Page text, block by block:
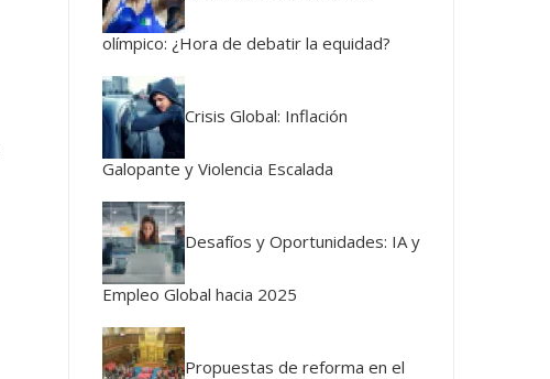
olímpico: ¿Hora de debatir la equidad?
Crisis Global: Inflación
Galopante y Violencia Escalada
Desafíos y Oportunidades: IA y
Empleo Global hacia 2025
Propuestas de reforma en el